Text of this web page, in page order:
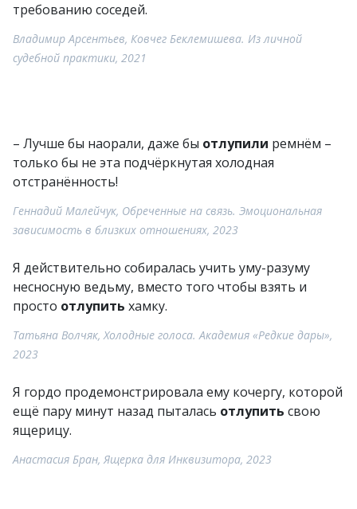
требованию соседей.
Владимир Арсентьев, Ковчег Беклемишева. Из личной
судебной практики, 2021
– Лучше бы наорали, даже бы отлупили ремнём –
только бы не эта подчёркнутая холодная
отстранённость!
Геннадий Малейчук, Обреченные на связь. Эмоциональная
зависимость в близких отношениях, 2023
Я действительно собиралась учить уму-разуму
несносную ведьму, вместо того чтобы взять и
просто отлупить хамку.
Татьяна Волчяк, Холодные голоса. Академия «Редкие дары»,
2023
Я гордо продемонстрировала ему кочергу, которой
ещё пару минут назад пыталась отлупить свою
ящерицу.
Анастасия Бран, Ящерка для Инквизитора, 2023